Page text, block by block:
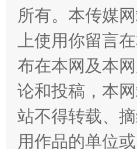
阿坝州三大球赛在茂县
所有。本传媒
上使用你留言
布在本网及本
论和投稿，本
站不得转载、
用作品的单位